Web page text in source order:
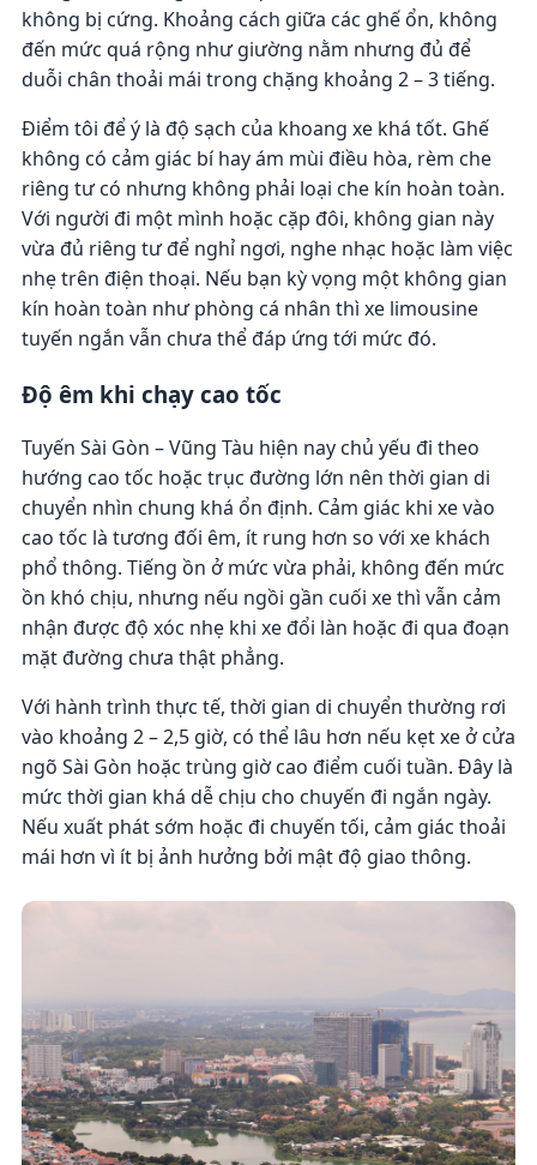
không bị cứng. Khoảng cách giữa các ghế ổn, không
đến mức quá rộng như giường nằm nhưng đủ để
duỗi chân thoải mái trong chặng khoảng 2 – 3 tiếng.
Điểm tôi để ý là độ sạch của khoang xe khá tốt. Ghế
không có cảm giác bí hay ám mùi điều hòa, rèm che
riêng tư có nhưng không phải loại che kín hoàn toàn.
Với người đi một mình hoặc cặp đôi, không gian này
vừa đủ riêng tư để nghỉ ngơi, nghe nhạc hoặc làm việc
nhẹ trên điện thoại. Nếu bạn kỳ vọng một không gian
kín hoàn toàn như phòng cá nhân thì xe limousine
tuyến ngắn vẫn chưa thể đáp ứng tới mức đó.
Độ êm khi chạy cao tốc
Tuyến Sài Gòn – Vũng Tàu hiện nay chủ yếu đi theo
hướng cao tốc hoặc trục đường lớn nên thời gian di
chuyển nhìn chung khá ổn định. Cảm giác khi xe vào
cao tốc là tương đối êm, ít rung hơn so với xe khách
phổ thông. Tiếng ồn ở mức vừa phải, không đến mức
ồn khó chịu, nhưng nếu ngồi gần cuối xe thì vẫn cảm
nhận được độ xóc nhẹ khi xe đổi làn hoặc đi qua đoạn
mặt đường chưa thật phẳng.
Với hành trình thực tế, thời gian di chuyển thường rơi
vào khoảng 2 – 2,5 giờ, có thể lâu hơn nếu kẹt xe ở cửa
ngõ Sài Gòn hoặc trùng giờ cao điểm cuối tuần. Đây là
mức thời gian khá dễ chịu cho chuyến đi ngắn ngày.
Nếu xuất phát sớm hoặc đi chuyến tối, cảm giác thoải
mái hơn vì ít bị ảnh hưởng bởi mật độ giao thông.